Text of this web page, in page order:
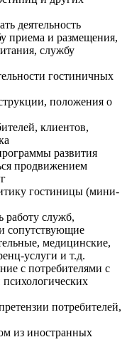
деятельность
приема и размещения,
службу
гостиничных
положения о
клиентов,
развития
продвижением
гостиницы (мини-
работу служб,
сопутствующие
медицинские,
услуги и т.д.
с потребителями с
потребителей,
из иностранных